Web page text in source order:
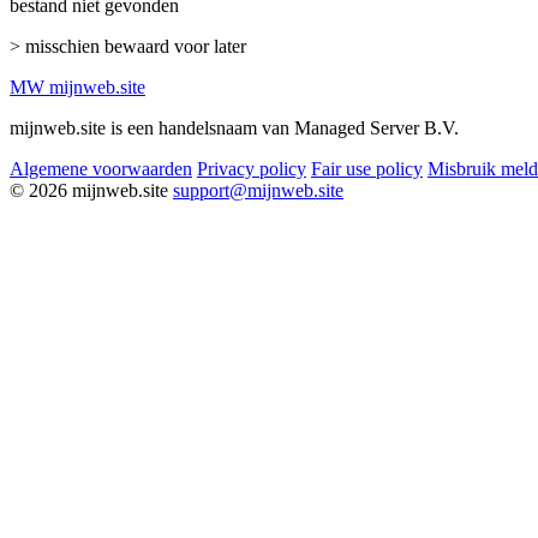
bestand niet gevonden
> misschien bewaard voor later
MW mijnweb.site
mijnweb.site is een handelsnaam van Managed Server B.V.
Algemene voorwaarden Privacy policy Fair use policy Misbruik
© 2026 mijnweb.site support@mijnweb.site